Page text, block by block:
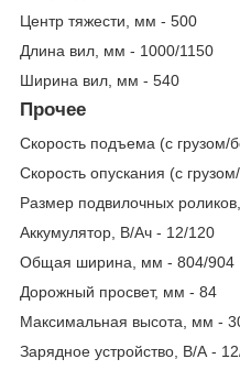
Центр тяжести, мм - 500
Длина вил, мм - 1000/1150
Ширина вил, мм - 540
Прочее
Скорость подъема (с грузом/
Скорость опускания (с
Размер подвилочных
Аккумулятор, В/Ач - 12/120
Общая ширина, мм - 804/904
Дорожный просвет, мм - 84
Максимальная высота, мм -
Зарядное устройство, В/А -